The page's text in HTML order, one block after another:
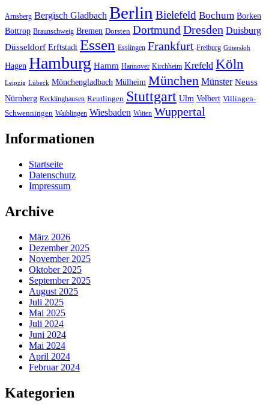
Arnsberg Bergisch Gladbach Berlin Bielefeld Bochum Borken
Bottrop Braunschweig Bremen Dorsten Dortmund Dresden Duisburg
Düsseldorf Erftstadt Essen Esslingen Frankfurt Freiburg Gütersloh
Hagen Hamburg Hamm Hannover Kirchheim Krefeld Köln
Leipzig Lübeck Mönchengladbach Mülheim München Münster Neuss
Nürnberg Recklinghausen Reutlingen Stuttgart Ulm Velbert Villingen-
Schwenningen Waiblingen Wiesbaden Witten Wuppertal
Informationen
Startseite
Datenschutz
Impressum
Archive
März 2026
Dezember 2025
November 2025
Oktober 2025
September 2025
August 2025
Juli 2025
Mai 2025
Juli 2024
Juni 2024
Mai 2024
April 2024
Februar 2024
Kategorien